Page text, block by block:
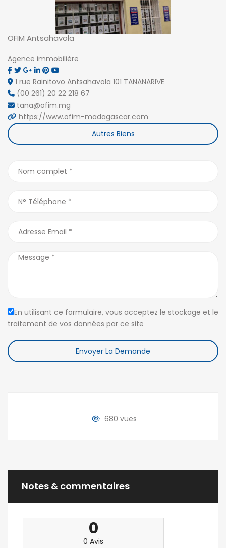
OFIM Antsahavola
Agence immobilière
1 rue Rainitovo Antsahavola 101 TANANARIVE
(00 261) 20 22 218 67
tana@ofim.mg
https://www.ofim-madagascar.com
Autres Biens
En utilisant ce formulaire, vous acceptez le stockage et le
traitement de vos données par ce site
Envoyer La Demande
680 vues
Notes & commentaires
0
0 Avis